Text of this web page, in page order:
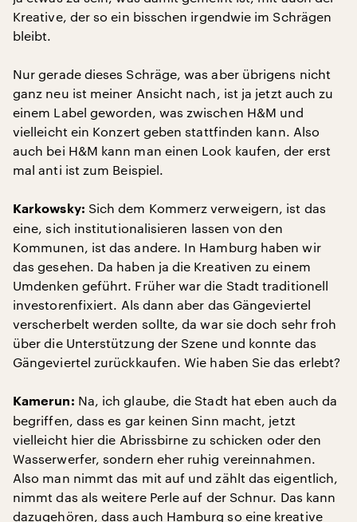
Kreative, der so ein bisschen irgendwie im Schrägen
bleibt.
Nur gerade dieses Schräge, was aber übrigens nicht
ganz neu ist meiner Ansicht nach, ist ja jetzt auch zu
einem Label geworden, was zwischen H&M und
vielleicht ein Konzert geben stattfinden kann. Also
auch bei H&M kann man einen Look kaufen, der erst
mal anti ist zum Beispiel.
Karkowsky: Sich dem Kommerz verweigern, ist das
eine, sich institutionalisieren lassen von den
Kommunen, ist das andere. In Hamburg haben wir
das gesehen. Da haben ja die Kreativen zu einem
Umdenken geführt. Früher war die Stadt traditionell
investorenfixiert. Als dann aber das Gängeviertel
verscherbelt werden sollte, da war sie doch sehr froh
über die Unterstützung der Szene und konnte das
Gängeviertel zurückkaufen. Wie haben Sie das erlebt?
Kamerun: Na, ich glaube, die Stadt hat eben auch da
begriffen, dass es gar keinen Sinn macht, jetzt
vielleicht hier die Abrissbirne zu schicken oder den
Wasserwerfer, sondern eher ruhig vereinnahmen.
Also man nimmt das mit auf und zählt das eigentlich,
nimmt das als weitere Perle auf der Schnur. Das kann
dazugehören, dass auch Hamburg so eine kreative